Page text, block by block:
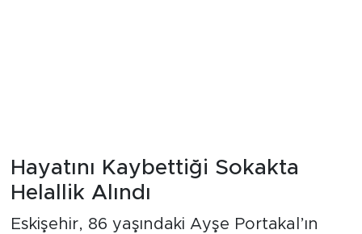
Hayatını Kaybettiği Sokakta
Helallik Alındı
Eskişehir, 86 yaşındaki Ayşe Portakal’ın